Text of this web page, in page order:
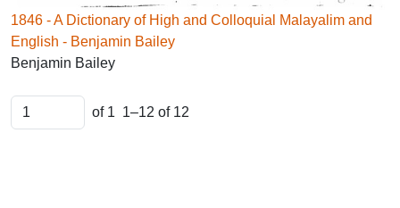
1846 - A Dictionary of High and Colloquial Malayalim and
English - Benjamin Bailey
Benjamin Bailey
of 1 1–12 of 12